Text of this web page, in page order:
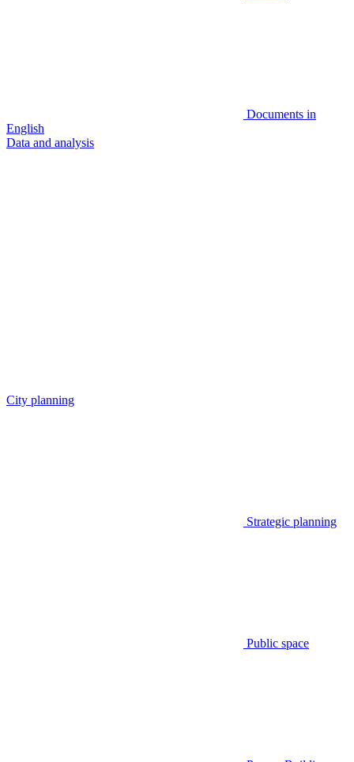
Documents in
English
Data and analysis
City planning
Strategic planning
Public space